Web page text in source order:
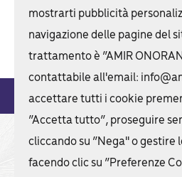
Annuncio non trovato
Società trasparente Privacy
mostrarti pubblicità
navigazione delle pagine del
trattamento è “AMIR
contattabile all'email:
accettare tutti i cookie
“Accetta tutto”, proseguire
cliccando su “Nega" o gestire
facendo clic su “Preferenze